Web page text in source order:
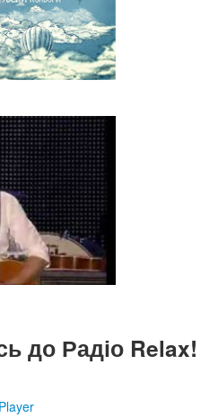
до Радіо Relax!